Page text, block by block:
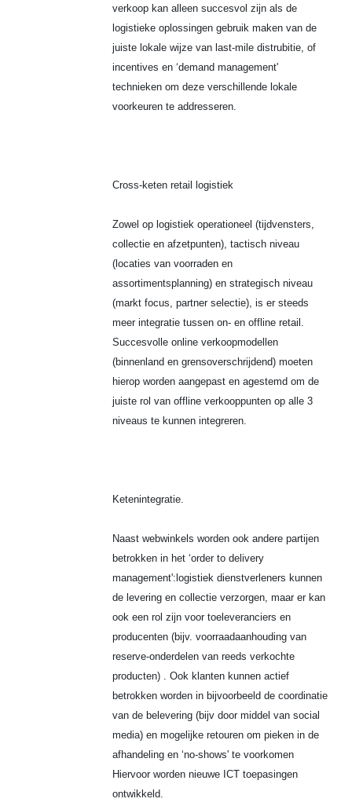
verkoop kan alleen succesvol zijn als de
logistieke oplossingen gebruik maken van de
juiste lokale wijze van last-mile distrubitie, of
incentives en ‘demand management'
technieken om deze verschillende lokale
voorkeuren te addresseren.
Cross-keten retail logistiek
Zowel op logistiek operationeel (tijdvensters,
collectie en afzetpunten), tactisch niveau
(locaties van voorraden en
assortimentsplanning) en strategisch niveau
(markt focus, partner selectie), is er steeds
meer integratie tussen on- en offline retail.
Succesvolle online verkoopmodellen
(binnenland en grensoverschrijdend) moeten
hierop worden aangepast en agestemd om de
juiste rol van offline verkooppunten op alle 3
niveaus te kunnen integreren.
Ketenintegratie.
Naast webwinkels worden ook andere partijen
betrokken in het ‘order to delivery
management':logistiek dienstverleners kunnen
de levering en collectie verzorgen, maar er kan
ook een rol zijn voor toeleveranciers en
producenten (bijv. voorraadaanhouding van
reserve-onderdelen van reeds verkochte
producten) . Ook klanten kunnen actief
betrokken worden in bijvoorbeeld de coordinatie
van de belevering (bijv door middel van social
media) en mogelijke retouren om pieken in de
afhandeling en ‘no-shows' te voorkomen
Hiervoor worden nieuwe ICT toepasingen
ontwikkeld.